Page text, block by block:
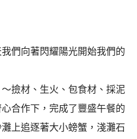
們向著閃耀陽光開始我們的
撿材、生火、包食材、採泥
合作下，完成了豐盛午餐的
上追逐著大小螃蟹，淺灘石